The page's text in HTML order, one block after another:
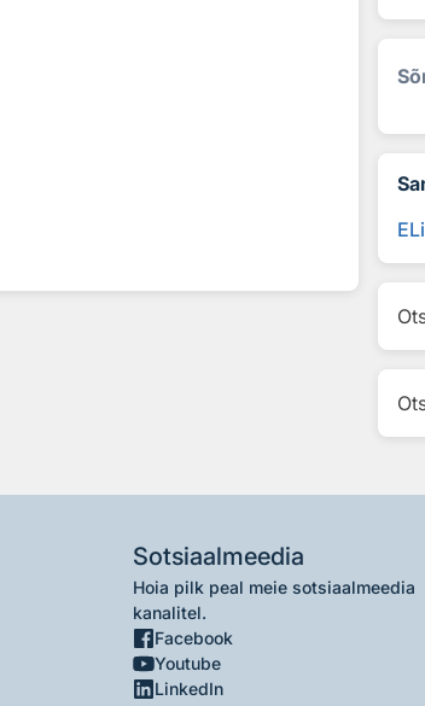
Sotsiaalmeedia
Hoia pilk peal meie sotsiaalmeedia
kanalitel.
Facebook
Youtube
LinkedIn